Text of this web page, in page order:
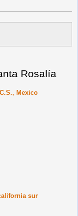
Rosalía
Mexico
sur